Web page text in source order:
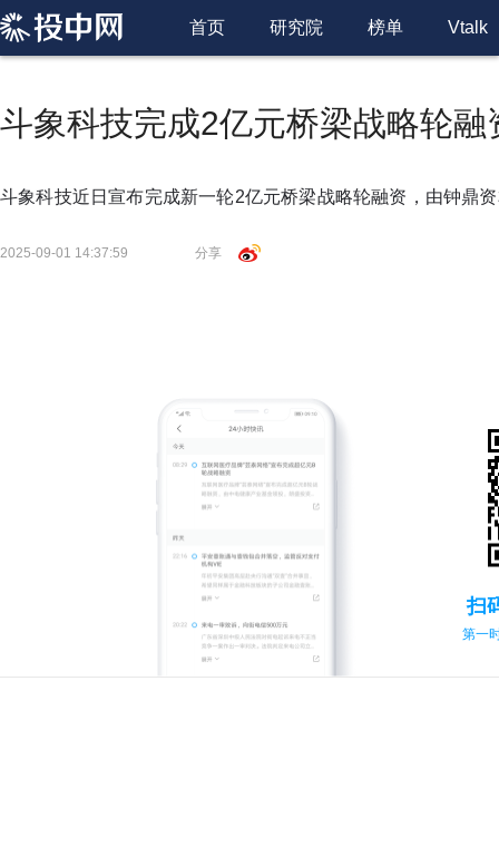
首页 研究院 榜单 Vtalk
斗象科技完成2亿元桥梁战略轮融
斗象科技近日宣布完成新一轮2亿元桥梁战略轮融资，由钟鼎
2025-09-01 14:37:59 分享
扫
第一